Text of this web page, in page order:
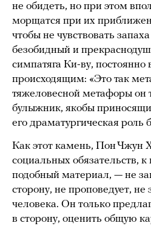
не обидеть, но при этом
морщатся при их
чтобы не чувствовать
безобидный и
симпатяга Ки-ву, постоянно
происходящим: «Это так
тяжеловесной метафоры он
булыжник, якобы
его драматургическая роль
Как этот камень, Пон Чжун
социальных обязательств,
подобный материал, — не
сторону, не проповедует,
человека. Он только
в сторону, оценить общую